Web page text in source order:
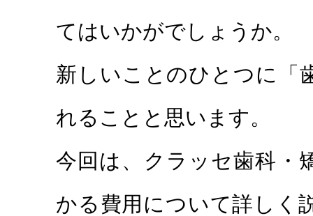
てはいかがでしょうか。
新しいことのひとつに「
れることと思います。
今回は、クラッセ歯科・
かる費用について詳しく